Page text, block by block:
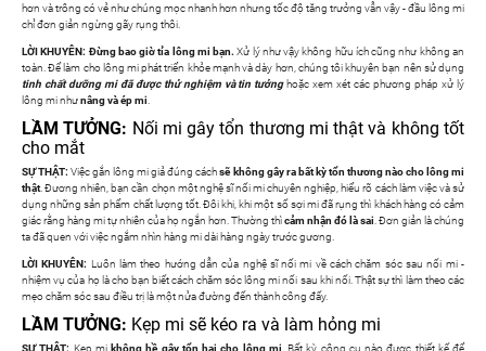
hơn và trông có vẻ như chúng mọc nhanh hơn nhưng tốc độ tăng trưởng vẫn vậy - đầu lông mi
chỉ đơn giản ngừng gãy rụng thôi.
LỜI KHUYÊN: Đừng bao giờ tỉa lông mi bạn. Xử lý như vậy không hữu ích cũng như không an
toàn. Để làm cho lông mi phát triển khỏe mạnh và dày hơn, chúng tôi khuyên bạn nên sử dụng
tinh chất dưỡng mi đã được thử nghiệm và tin tưởnghoặc xem xét các phương pháp xử lý
lông mi nhưnâng và ép mi
LẦM TƯỞNG: Nối mi gây tổn thương mi thật và không tốt
cho mắt
SỰ THẬT: Việc gắn lông mi giả đúng cáchsẽ không gây ra bất kỳ tổn thương nào cho lông mi
thật. Đương nhiên, bạn cần chọn một nghệ sĩ nối mi chuyên nghiệp, hiểu rõ cách làm việc và sử
dụng những sản phẩm chất lượng tốt. Đôi khi, khi một số sợi mi đã rụng thì khách hàng có cảm
giác rằng hàng mi tự nhiên của họ ngắn hơn. Thường thìcảm nhận đó là sai . Đơn giản là chúng
ta đã quen với việc ngắm nhìn hàng mi dài hàng ngày trước gương.
LỜI KHUYÊN: Luôn làm theo hướng dẫn của nghệ sĩ nối mi về cách chăm sóc sau nối mi -
nhiệm vụ của họ là cho bạn biết cách chăm sóc lông mi nối sau khi nối. Thật sự thì làm theo các
mẹo chăm sóc sau điều trị là một nửa đường đến thành công đấy.
LẦM TƯỞNG: Kẹp mi sẽ kéo ra và làm hỏng mi
SỰ THẬT: Kẹp mi không hề gây tổn hại cho lông mi . Bất kỳ công cụ nào được thiết kế để